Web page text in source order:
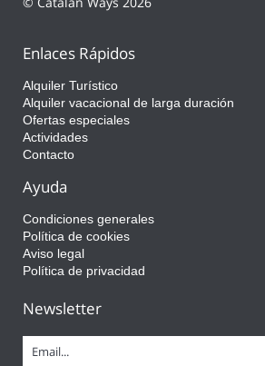
Enlaces Rápidos
Alquiler Turístico
Alquiler vacacional de larga duración
Ofertas especiales
Actividades
Contacto
Ayuda
Condiciones generales
Política de cookies
Aviso legal
Política de privacidad
Newsletter